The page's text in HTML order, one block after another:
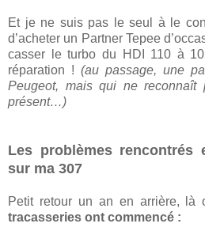
Et je ne suis pas le seul à le
d’acheter un Partner Tepee
casser le turbo du HDI 110 à
réparation ! (au passage, une
Peugeot, mais qui ne reconnaît
présent…)
Les problèmes rencontrés
sur ma 307
Petit retour un an en arrière, là
tracasseries ont commencé :